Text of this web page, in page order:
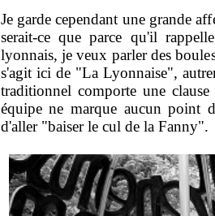
Je garde cependant une grande
serait-ce que parce qu'il
lyonnais, je veux parler des
s'agit ici de "La Lyonnaise",
traditionnel comporte une
équipe ne marque aucun point
d'aller "baiser le cul de la Fanny".